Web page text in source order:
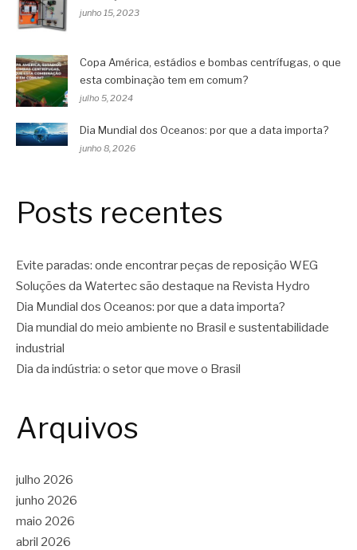
junho 15, 2023
Copa América, estádios e bombas centrífugas, o que
esta combinação tem em comum?
julho 5, 2024
Dia Mundial dos Oceanos: por que a data importa?
junho 8, 2026
Posts recentes
Evite paradas: onde encontrar peças de reposição WEG
Soluções da Watertec são destaque na Revista Hydro
Dia Mundial dos Oceanos: por que a data importa?
Dia mundial do meio ambiente no Brasil e sustentabilidade
industrial
Dia da indústria: o setor que move o Brasil
Arquivos
julho 2026
junho 2026
maio 2026
abril 2026